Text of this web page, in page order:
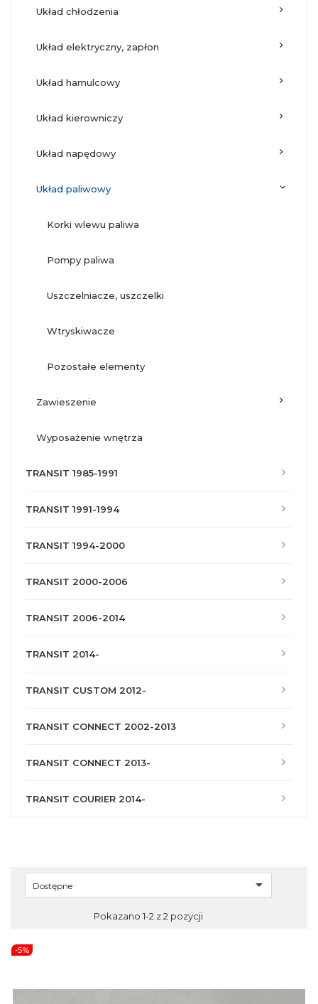
układ chłodzenia
układ elektryczny, zapłon
układ hamulcowy
układ kierowniczy
układ napędowy
układ paliwowy
korki wlewu paliwa
pompy paliwa
uszczelniacze, uszczelki
wtryskiwacze
pozostałe elementy
zawieszenie
wyposażenie wnętrza
TRANSIT 1985-1991
TRANSIT 1991-1994
TRANSIT 1994-2000
TRANSIT 2000-2006
TRANSIT 2006-2014
TRANSIT 2014-
TRANSIT CUSTOM 2012-
TRANSIT CONNECT 2002-2013
TRANSIT CONNECT 2013-
TRANSIT COURIER 2014-
Dostępne 
Pokazano 1-2 z 2 pozycji
-5%